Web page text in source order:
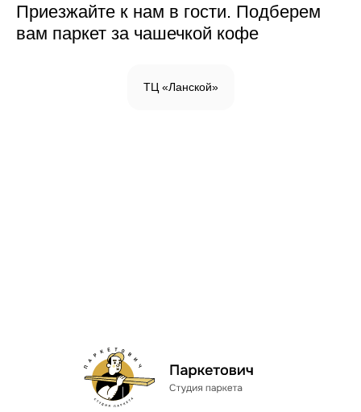
Приезжайте к нам в гости. Подберем
вам паркет за чашечкой кофе
ТЦ «Ланской»